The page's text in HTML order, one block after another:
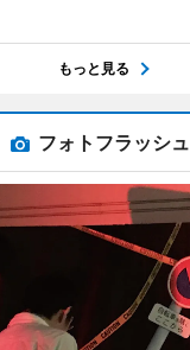
もっと見る
フォトフラッシュ